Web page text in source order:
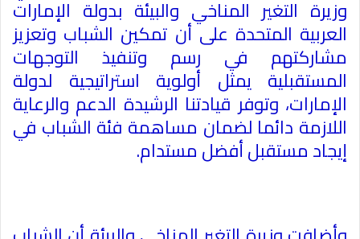
وزيرة التغير المناخي والبيئة بدولة الإمارات
العربية المتحدة على أن تمكين الشباب وتعزيز
مشاركتهم في رسم وتنفيذ التوجهات
المستقبلية يمثل أولوية استراتيجية لدولة
الإمارات، وتوفر قيادتنا الرشيدة الدعم والرعاية
اللازمة دائما لضمان مساهمة فئة الشباب في
إيجاد مستقبل أفضل مستدام.